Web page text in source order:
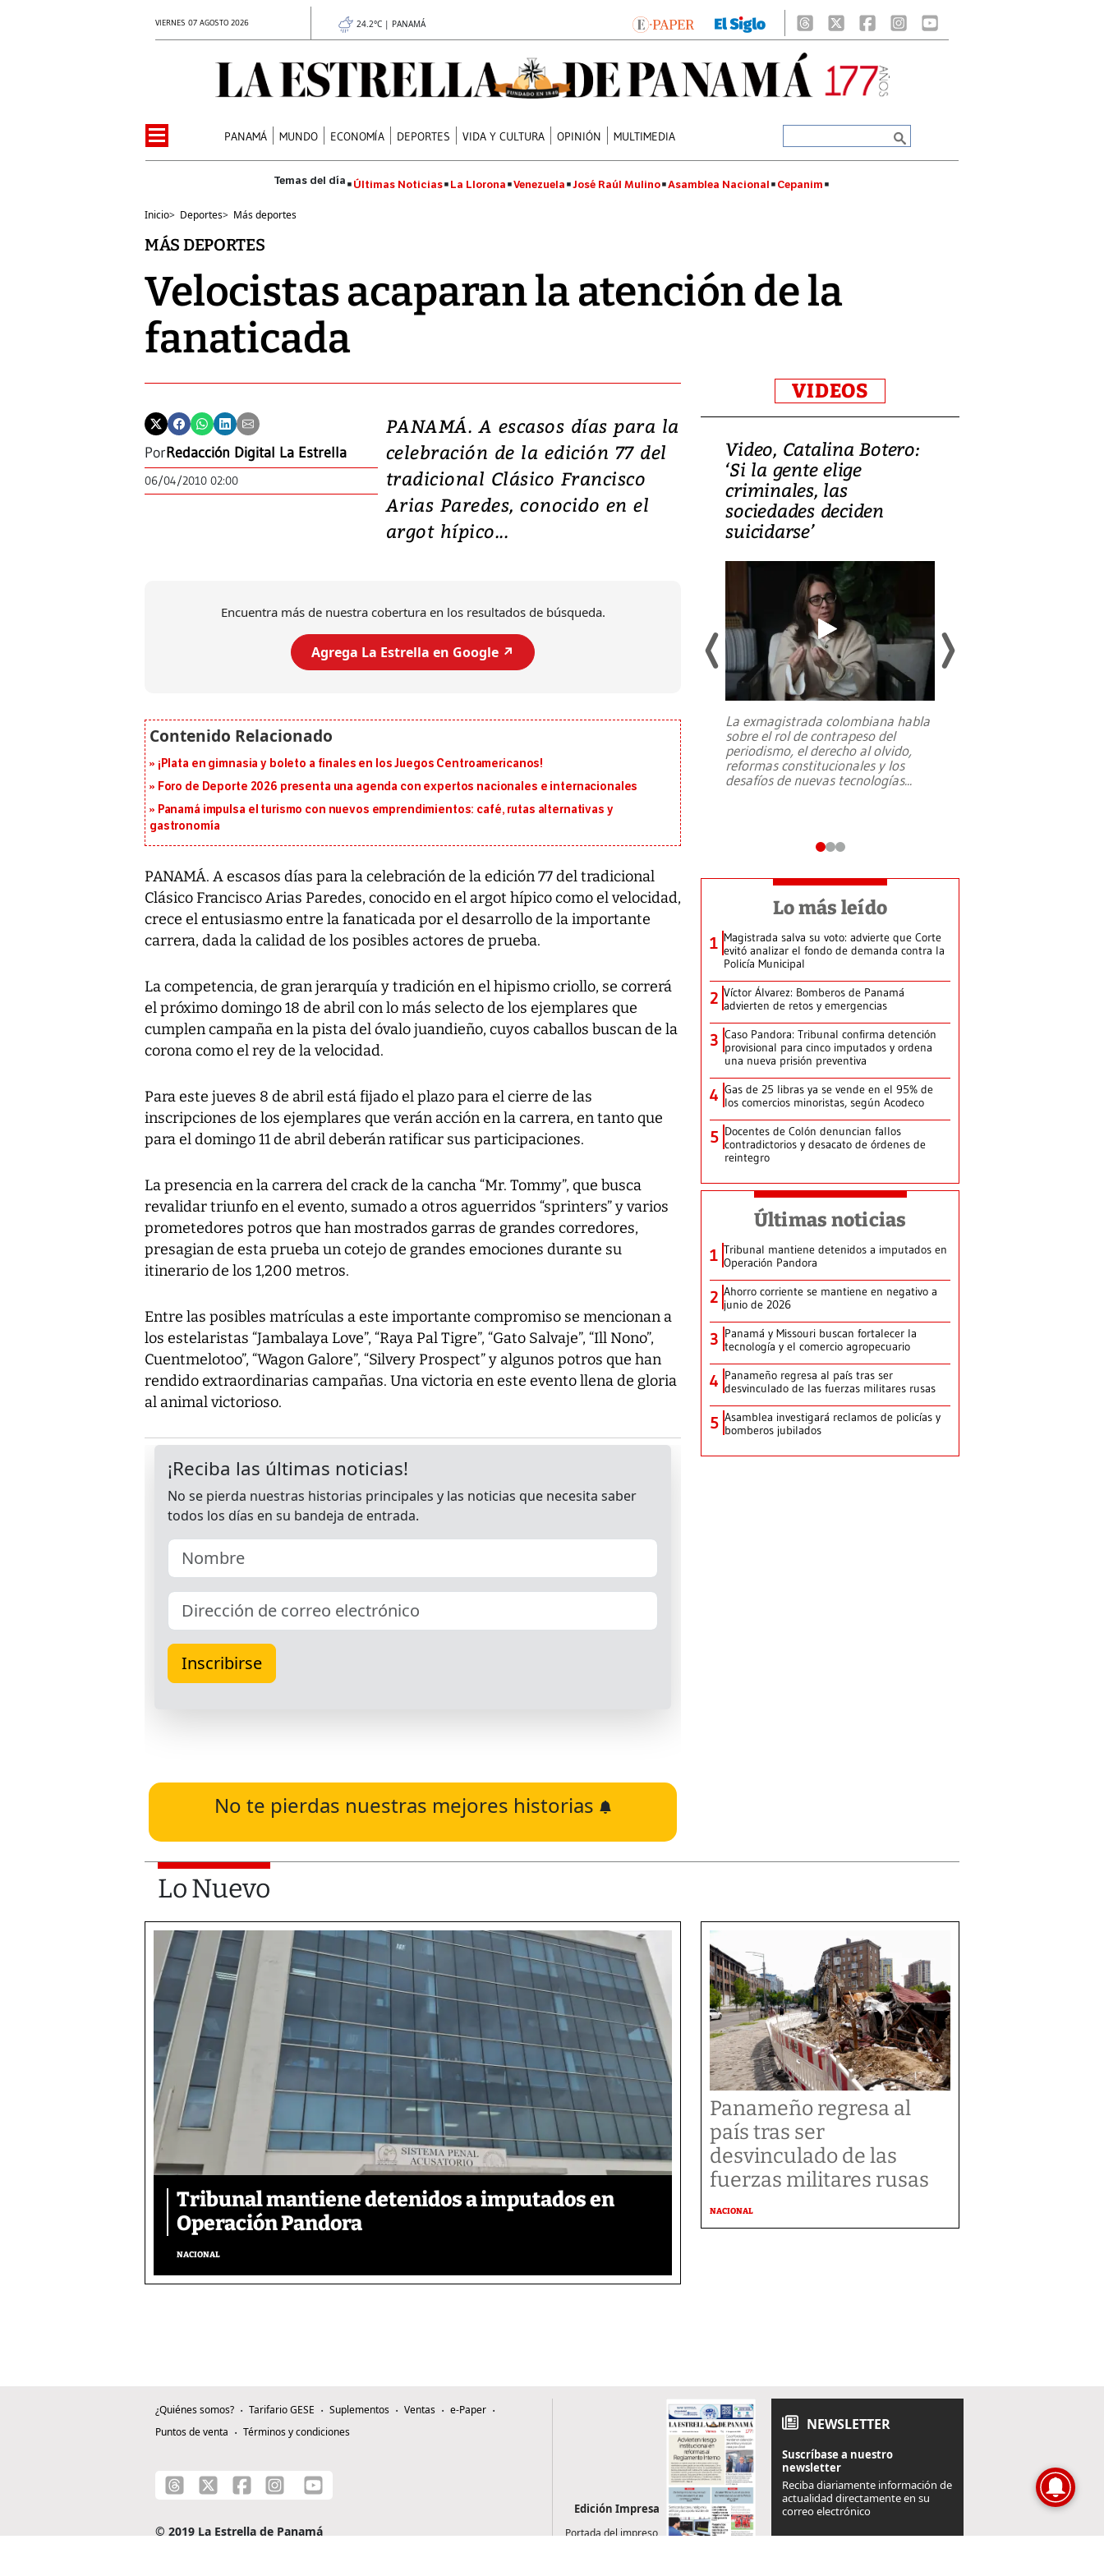
VIERNES 07 AGOSTO 2026 24.2°C | PANAMÁ
PANAMÁ MUNDO ECONOMÍA DEPORTES VIDA Y CULTURA OPINIÓN MULTIMEDIA
Últimas Noticias La Llorona Venezuela José Raúl Mulino Asamblea Nacional Cepanim
Inicio> Deportes> Más deportes
MÁS DEPORTES
Velocistas acaparan la atención de la
fanaticada
PorRedacción Digital La Estrella
06/04/2010 02:00
PANAMÁ. A escasos días para la
celebración de la edición 77 del
tradicional Clásico Francisco
Arias Paredes, conocido en el
argot hípico...
Encuentra más de nuestra cobertura en los resultados de búsqueda.
Agrega La Estrella en Google ↗️
¡Plata en gimnasia y boleto a finales en los Juegos Centroamericanos!
Foro de Deporte 2026 presenta una agenda con expertos nacionales e internacionales
Panamá impulsa el turismo con nuevos emprendimientos: café, rutas alternativas y
gastronomía
PANAMÁ. A escasos días para la celebración de la edición 77 del tradicional
Clásico Francisco Arias Paredes, conocido en el argot hípico como el velocidad,
crece el entusiasmo entre la fanaticada por el desarrollo de la importante
carrera, dada la calidad de los posibles actores de prueba.
La competencia, de gran jerarquía y tradición en el hipismo criollo, se correrá
el próximo domingo 18 de abril con lo más selecto de los ejemplares que
cumplen campaña en la pista del óvalo juandieño, cuyos caballos buscan de la
corona como el rey de la velocidad.
Para este jueves 8 de abril está fijado el plazo para el cierre de las
inscripciones de los ejemplares que verán acción en la carrera, en tanto que
para el domingo 11 de abril deberán ratificar sus participaciones.
La presencia en la carrera del crack de la cancha “Mr. Tommy”, que busca
revalidar triunfo en el evento, sumado a otros aguerridos “sprinters” y varios
prometedores potros que han mostrados garras de grandes corredores,
presagian de esta prueba un cotejo de grandes emociones durante su
itinerario de los 1,200 metros.
Entre las posibles matrículas a este importante compromiso se mencionan a
los estelaristas “Jambalaya Love”, “Raya Pal Tigre”, “Gato Salvaje”, “Ill Nono”,
Cuentmelotoo”, “Wagon Galore”, “Silvery Prospect” y algunos potros que han
rendido extraordinarias campañas. Una victoria en este evento llena de gloria
al animal victorioso.
No te pierdas nuestras mejores historias
VIDEOS
Video, Japón: Terremoto
deja heridos y graves
daños en Kumamoto
al sur de Japón, provocando una
Video, Catalina Botero:
‘Si la gente elige
criminales, las
sociedades deciden
suicidarse’
La exmagistrada colombiana habla
sobre el rol de contrapeso del
periodismo, el derecho al olvido,
reformas constitucionales y los
desafíos de nuevas tecnologías...
Lo más leído
1 Magistrada salva su voto: advierte que Corte
evitó analizar el fondo de demanda contra la
Policía Municipal
2 Víctor Álvarez: Bomberos de Panamá
advierten de retos y emergencias
3 Caso Pandora: Tribunal confirma detención
provisional para cinco imputados y ordena
una nueva prisión preventiva
4 Gas de 25 libras ya se vende en el 95% de
los comercios minoristas, según Acodeco
5 Docentes de Colón denuncian fallos
contradictorios y desacato de órdenes de
reintegro
Últimas noticias
1 Tribunal mantiene detenidos a imputados en
Operación Pandora
2 Ahorro corriente se mantiene en negativo a
junio de 2026
3 Panamá y Missouri buscan fortalecer la
tecnología y el comercio agropecuario
4 Panameño regresa al país tras ser
desvinculado de las fuerzas militares rusas
5 Asamblea investigará reclamos de policías y
bomberos jubilados
Lo Nuevo
Tribunal mantiene detenidos a imputados en
Operación Pandora
NACIONAL
Panameño regresa al
país tras ser
desvinculado de las
fuerzas militares rusas
NACIONAL
¿Quiénes somos? Tarifario GESE Suplementos Ventas
e-Paper
Puntos de venta
Términos y condiciones
© 2019 La Estrella de Panamá
Edición Impresa
Portada del impreso
NEWSLETTER
Suscríbase a nuestro
newsletter
Reciba diariamente información de
actualidad directamente en su
correo electrónico